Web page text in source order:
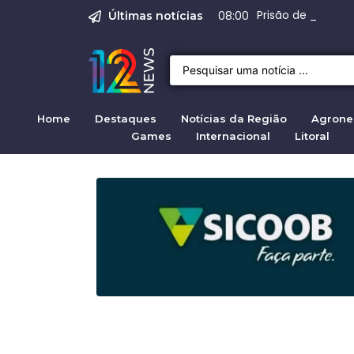
Últimas notícias 08:00 Prisão de
STF autoriza
O Assassinato de
Range Rover
Justiça pela
Home Destaques Notícias da Região
Games
Internacional Litoral